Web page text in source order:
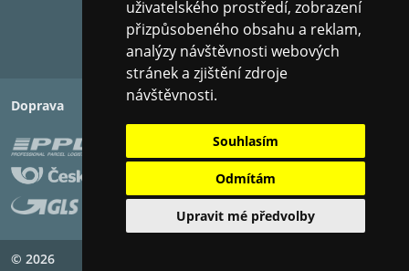
uživatelského prostředí, zobrazení
přizpůsobeného obsahu a reklam,
analýzy návštěvnosti webových
stránek a zjištění zdroje
návštěvnosti.
Souhlasím
Odmítám
Upravit mé předvolby
Doprava Platba
© 2026